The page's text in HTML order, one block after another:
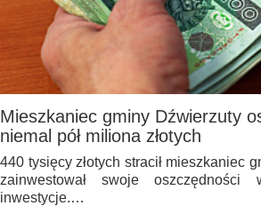
Mieszkaniec gminy Dźwierzuty
niemal pół miliona złotych
440 tysięcy złotych stracił mieszkaniec
zainwestował swoje oszczędności
inwestycje.…